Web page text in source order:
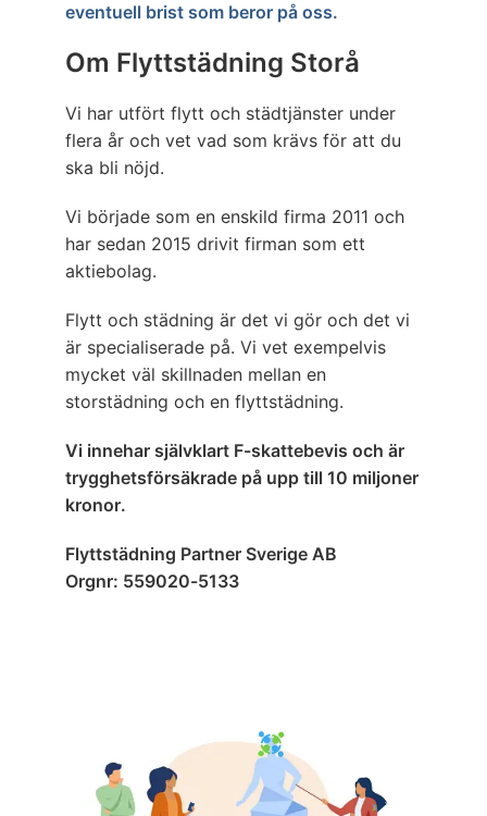
eventuell brist som beror på oss.
Om Flyttstädning Storå
Vi har utfört flytt och städtjänster under
flera år och vet vad som krävs för att du
ska bli nöjd.
Vi började som en enskild firma 2011 och
har sedan 2015 drivit firman som ett
aktiebolag.
Flytt och städning är det vi gör och det vi
är specialiserade på. Vi vet exempelvis
mycket väl skillnaden mellan en
storstädning och en flyttstädning.
Vi innehar självklart F-skattebevis och är
trygghetsförsäkrade på upp till 10 miljoner
kronor.
Flyttstädning Partner Sverige AB
Orgnr: 559020-5133